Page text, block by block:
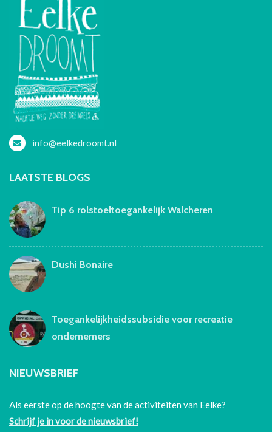
info@eelkedroomt.nl
LAATSTE BLOGS
Tip 6 rolstoeltoegankelijk Walcheren
Dushi Bonaire
Toegankelijkheidssubsidie voor recreatie
ondernemers
NIEUWSBRIEF
Als eerste op de hoogte van de activiteiten van Eelke?
Schrijf je in voor de nieuwsbrief!